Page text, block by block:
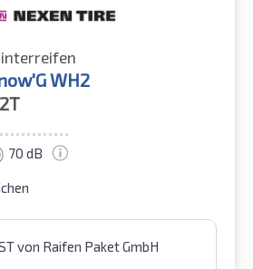
WH2
70 dB
von Raifen Paket GmbH